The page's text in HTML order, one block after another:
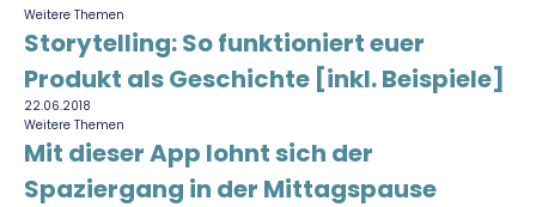
Weitere Themen
Storytelling: So funktioniert euer
Produkt als Geschichte [inkl. Beispiele]
22.06.2018
Weitere Themen
Mit dieser App lohnt sich der
Spaziergang in der Mittagspause